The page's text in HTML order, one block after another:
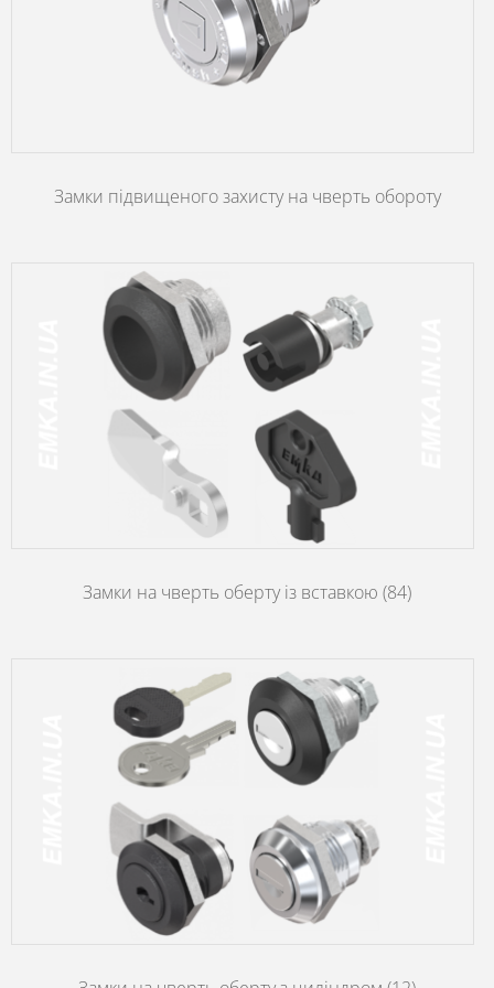
Замки підвищеного захисту на чверть обороту
Замки на чверть оберту із вставкою (84)